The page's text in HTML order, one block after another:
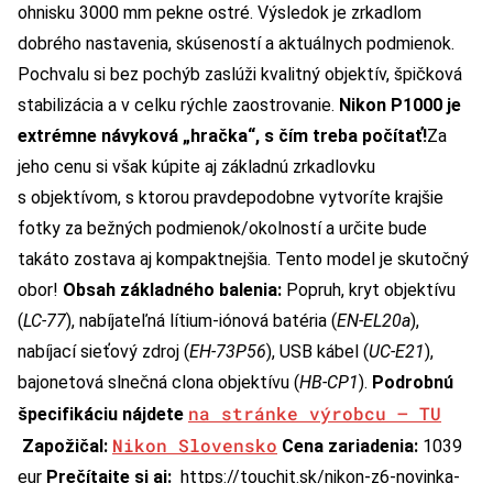
ohnisku 3000 mm pekne ostré. Výsledok je zrkadlom
dobrého nastavenia, skúseností a aktuálnych podmienok.
Pochvalu si bez pochýb zaslúži kvalitný objektív, špičková
stabilizácia a v celku rýchle zaostrovanie. Nikon P1000 je
extrémne návyková „hračka“, s čím treba počítať!Za
jeho cenu si však kúpite aj základnú zrkadlovku
s objektívom, s ktorou pravdepodobne vytvoríte krajšie
fotky za bežných podmienok/okolností a určite bude
takáto zostava aj kompaktnejšia. Tento model je skutočný
obor! Obsah základného balenia: Popruh, kryt objektívu
(LC-77), nabíjateľná lítium-iónová batéria (EN-EL20a),
nabíjací sieťový zdroj (EH-73P56), USB kábel (UC-E21),
bajonetová slnečná clona objektívu (HB-CP1). Podrobnú
špecifikáciu nájdete na stránke výrobcu – TU
Zapožičal: Nikon Slovensko Cena zariadenia: 1039
eur Prečítajte si aj: https://touchit.sk/nikon-z6-novinka-